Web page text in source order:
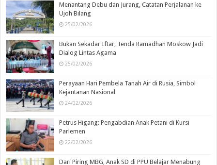
Menantang Debu dan Jurang, Catatan Perjalanan ke
Ujoh Bilang
25/02/2026
Bukan Sekadar Iftar, Tenda Ramadhan Moskow Jadi
Dialog Lintas Agama
25/02/2026
Perayaan Hari Pembela Tanah Air di Rusia, Simbol
Kejantanan Nasional
24/02/2026
Petrus Higang: Pengabdian Anak Petani di Kursi
Parlemen
22/02/2026
Dari Piring MBG, Anak SD di PPU Belajar Menabung